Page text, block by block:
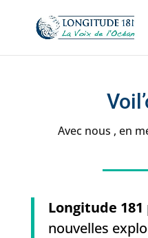
Avec nous , en
Longitude 181
nouvelles